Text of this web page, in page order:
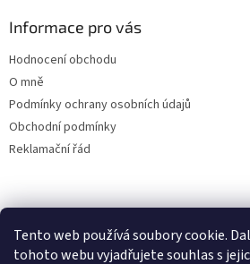
Tento web používá soubory cookie.
tohoto webu vyjadřujete souhlas s
Informace pro vás
Hodnocení obchodu
O mně
Podmínky ochrany osobních údajů
Obchodní podmínky
Reklamační řád